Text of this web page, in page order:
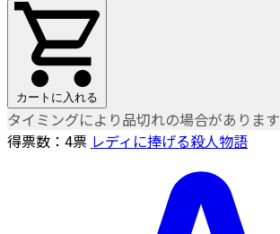
カートに入れる
タイミングにより品切れの場合があります
得票数： 4票 レディに捧げる殺人物語